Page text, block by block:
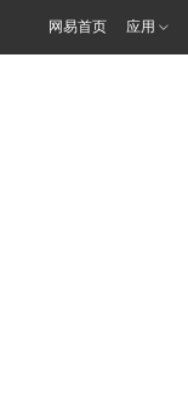
网易首页 应用